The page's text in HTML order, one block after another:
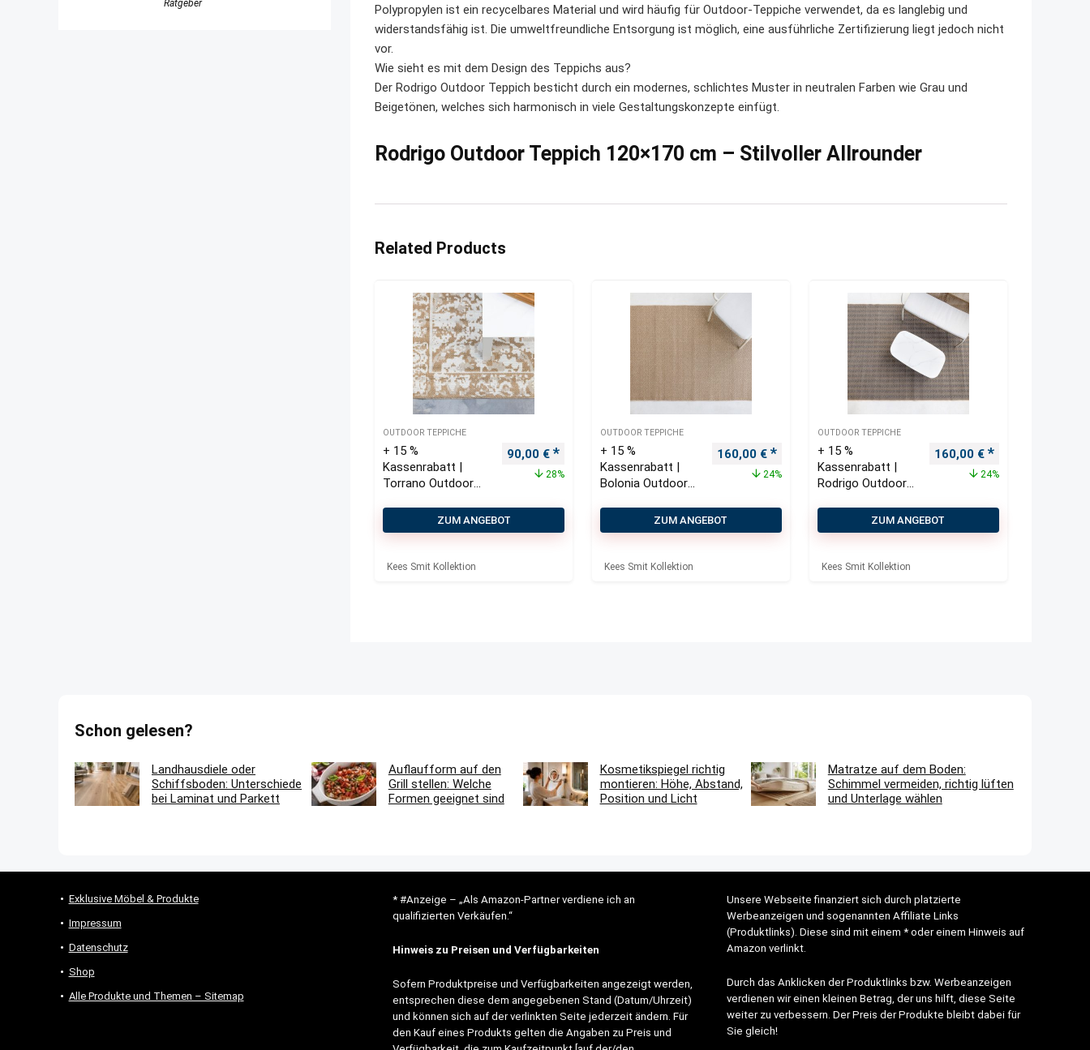
Polypropylen ist ein recycelbares Material und wird häufig für Outdoor-Teppiche verwendet, da es langlebig und
widerstandsfähig ist. Die umweltfreundliche Entsorgung ist möglich, eine ausführliche Zertifizierung liegt jedoch nicht
vor.
Wie sieht es mit dem Design des Teppichs aus?
Der Rodrigo Outdoor Teppich besticht durch ein modernes, schlichtes Muster in neutralen Farben wie Grau und
Beigetönen, welches sich harmonisch in viele Gestaltungskonzepte einfügt.
Rodrigo Outdoor Teppich 120×170 cm – Stilvoller Allrounder
Related Products
OUTDOOR TEPPICHE
+ 15 %
Kassenrabatt |
Torrano Outdoor
Ursprünglicher Preis war: 125,00 €
90,00 € Aktueller Preis ist: 90,00 €.
28%
ZUM ANGEBOT
Kees Smit Kollektion
OUTDOOR TEPPICHE
+ 15 %
Kassenrabatt |
Bolonia Outdoor
Ursprünglicher Preis war: 210,00 €
160,00 € Aktueller Preis ist: 160,00 €.
24%
ZUM ANGEBOT
Kees Smit Kollektion
OUTDOOR TEPPICHE
+ 15 %
Kassenrabatt |
Rodrigo Outdoor
Ursprünglicher Preis war:
160,00 € Aktueller Preis
24%
ZUM ANGEBOT
Kees Smit Kollektion
Ratgeber
Schon gelesen?
Landhausdiele oder
Schiffsboden: Unterschiede
bei Laminat und Parkett
Auflaufform auf den
Grill stellen: Welche
Formen geeignet sind
Kosmetikspiegel richtig
montieren: Höhe, Abstand,
Position und Licht
Matratze auf dem Boden:
Schimmel vermeiden, richtig lüften
und Unterlage wählen
Exklusive Möbel & Produkte
Impressum
Datenschutz
Shop
Alle Produkte und Themen – Sitemap
* #Anzeige – „Als Amazon-Partner verdiene ich an
qualifizierten Verkäufen.“
Hinweis zu Preisen und Verfügbarkeiten
Sofern Produktpreise und Verfügbarkeiten angezeigt werden,
entsprechen diese dem angegebenen Stand (Datum/Uhrzeit)
und können sich auf der verlinkten Seite jederzeit ändern. Für
den Kauf eines Produkts gelten die Angaben zu Preis und
Unsere Webseite finanziert sich durch platzierte
Werbeanzeigen und sogenannten Affiliate Links
(Produktlinks). Diese sind mit einem * oder einem Hinweis auf
Amazon verlinkt.
Durch das Anklicken der Produktlinks bzw. Werbeanzeigen
verdienen wir einen kleinen Betrag, der uns hilft, diese Seite
weiter zu verbessern. Der Preis der Produkte bleibt dabei für
Sie gleich!